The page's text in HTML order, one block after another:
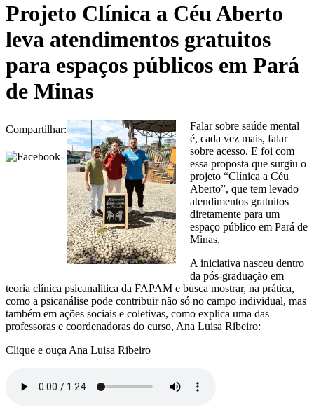
Projeto Clínica a Céu Aberto
leva atendimentos gratuitos
para espaços públicos em Pará
de Minas
Compartilhar:
Falar sobre saúde mental
é, cada vez mais, falar
sobre acesso. E foi com
essa proposta que surgiu o
projeto “Clínica a Céu
Aberto”, que tem levado
atendimentos gratuitos
diretamente para um
espaço público em Pará de
Minas.
A iniciativa nasceu dentro
da pós-graduação em
teoria clínica psicanalítica da FAPAM e busca mostrar, na prática,
como a psicanálise pode contribuir não só no campo individual, mas
também em ações sociais e coletivas, como explica uma das
professoras e coordenadoras do curso, Ana Luisa Ribeiro:
Clique e ouça Ana Luisa Ribeiro